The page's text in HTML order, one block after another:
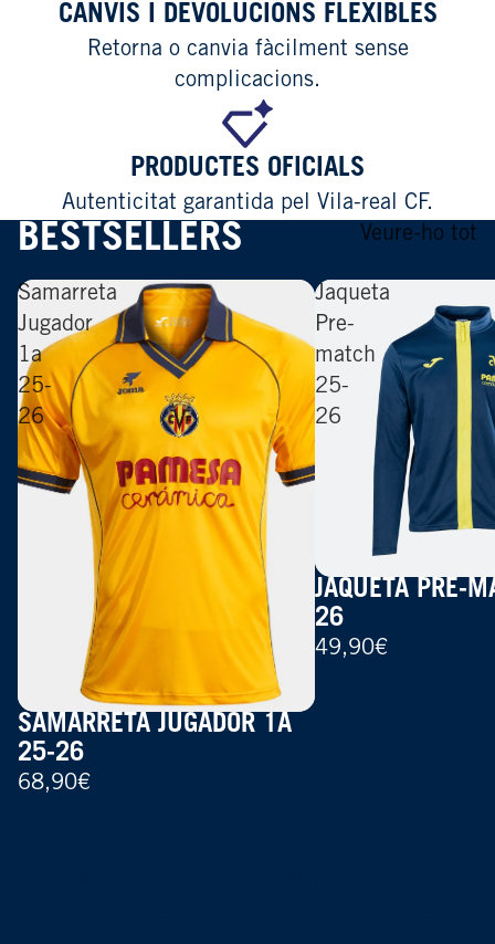
CANVIS I DEVOLUCIONS FLEXIBLES
Retorna o canvia fàcilment sense
complicacions.
PRODUCTES OFICIALS
Autenticitat garantida pel Vila-real CF.
BESTSELLERS Veure-ho tot
Samarreta
Jugador
1a
25-
26
SAMARRETA JUGADOR 1A
25-26
68,90€
Jaqueta
Pre-
match
25-
26
JAQUETA PRE-
26
49,90€